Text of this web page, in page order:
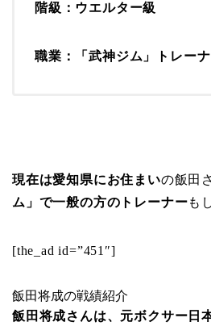
階級： ウエルター級
職業： 「武神ジム」トレー
現在は愛知県にお住まいの飯田
ム」で一般の方のトレーナーも
[the_ad id=”451″]
飯田将成の戦績紹介
飯田将成さんは、元ボクサー日